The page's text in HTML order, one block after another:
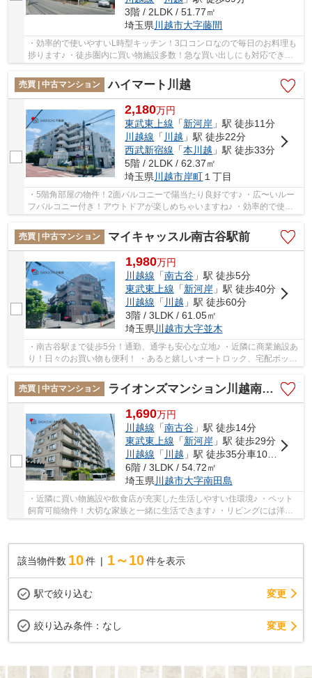
3階 / 2LDK / 51.77㎡
埼玉県 川越市大字藤間
・効率的で使いやすいL時型キッチン！3口コンロなので毎日のお料理も
捗ります♪ ・徒歩圏内に買い物施設多数！急な買い出しにも対応できま
す♪ ・リビングに隣接した6帖の洋室！扉を開く...
売買 | 中古マンション
ハイマート川越
2,180万円
東武東上線 「新河岸 」駅 徒歩11分
川越線 「 川越 」駅 徒歩22分
西武新宿線 「本川越 」駅 徒歩33分
5階 / 2LDK / 62.37㎡
埼玉県川越市岸町１丁目
・5階角部屋の物件！2面バルコニーで陽当たり良好です♪ ・広〜いルー
フバルコニー付き！アウトドアが楽しめちゃいますね♪ ・効率的で使い
売買 | 中古マンション
マイキャッスル南古谷駅前
1,980万円
川越線 「南古谷」駅 徒歩5分
東武東上線 「新河岸」駅 徒歩40分
川越線 「 川越 」駅 徒歩60分
3階 / 3LDK / 61.05㎡
埼玉県川越市大字並木
・南古谷駅まで徒歩5分！通勤、通学も安心な立地♪ ・近隣に商業施設あ
り！日々のお買い物も便利！ ・あると嬉しいオートロック、宅配ボック
売買 | 中古マンション
ライオンズマンション川越南古谷第3
1,690万円
川越線 「南古谷」駅 徒歩14分
東武東上線 「新河岸」駅 徒歩29分
川越線 「 川越 」駅 徒歩35分車10分 4.0km
6階 / 3LDK / 54.72㎡
埼玉県 川越市大字南田島
・近隣に買い物施設や飲食店が充実した生活しやすい住環境♪ ・ペット
飼育可能物件！大切な家族と一緒に生活できます♪ ・リビングには洋室
該当物件数 10件 1～10 件を表示
駅で絞り込む 変更
絞り込み条件： なし 変更